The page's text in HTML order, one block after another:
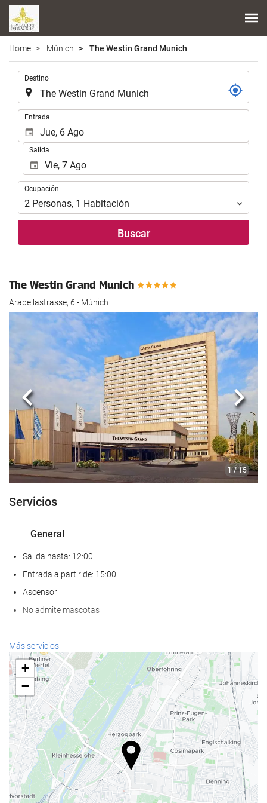
Home Múnich The Westin Grand Munich
Destino
Entrada
Salida
Ocupación
Ocupación
2 Personas, 1 Habitación
Buscar
The Westin Grand Munich
Arabellastrasse, 6 - Múnich
1 / 15
Anterior
Servicios
General
Salida hasta: 12:00
Entrada a partir de: 15:00
Ascensor
No admite mascotas
Bienestar
Spa
Hammam
Sauna
Gimnasio
Comida y bebida
Restaurante a la carta
Más servicios
+
−